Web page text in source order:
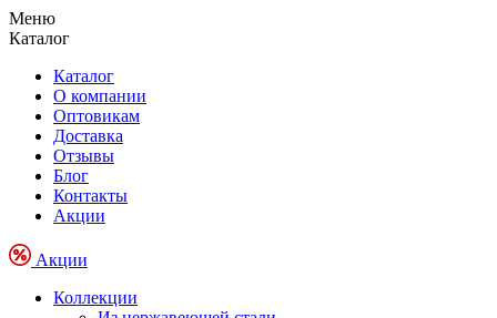
Меню
Каталог
Каталог
О компании
Оптовикам
Доставка
Отзывы
Блог
Контакты
Акции
Акции
Коллекции